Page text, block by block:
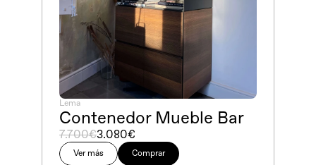
Ver más Comprar
Lema
Contenedor Mueble Bar
3.080€
7.700€